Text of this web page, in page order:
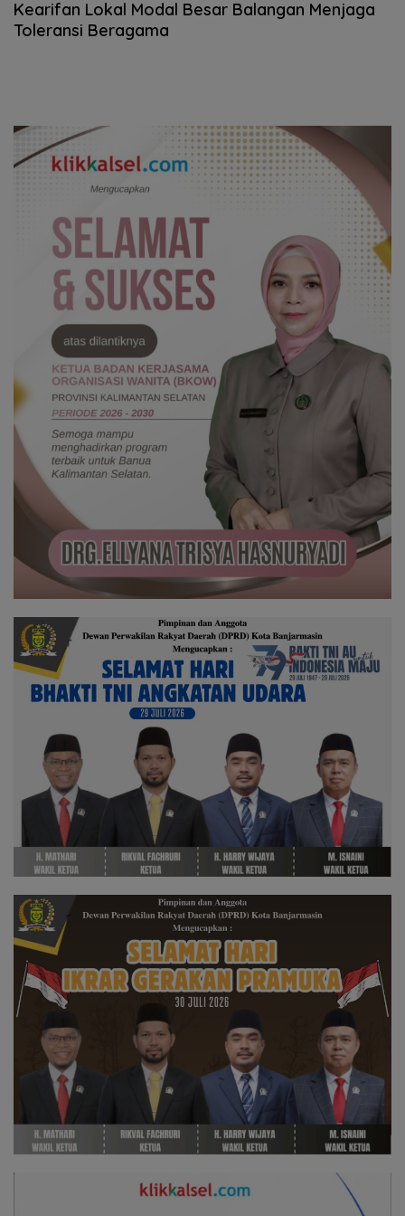
Kearifan Lokal Modal Besar Balangan Menjaga
Toleransi Beragama